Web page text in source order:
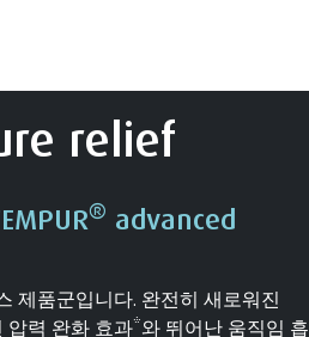
relief
® advanced
제품군입니다. 완전히 새로워진
압력 완화 효과*와 뛰어난 움직임 흡